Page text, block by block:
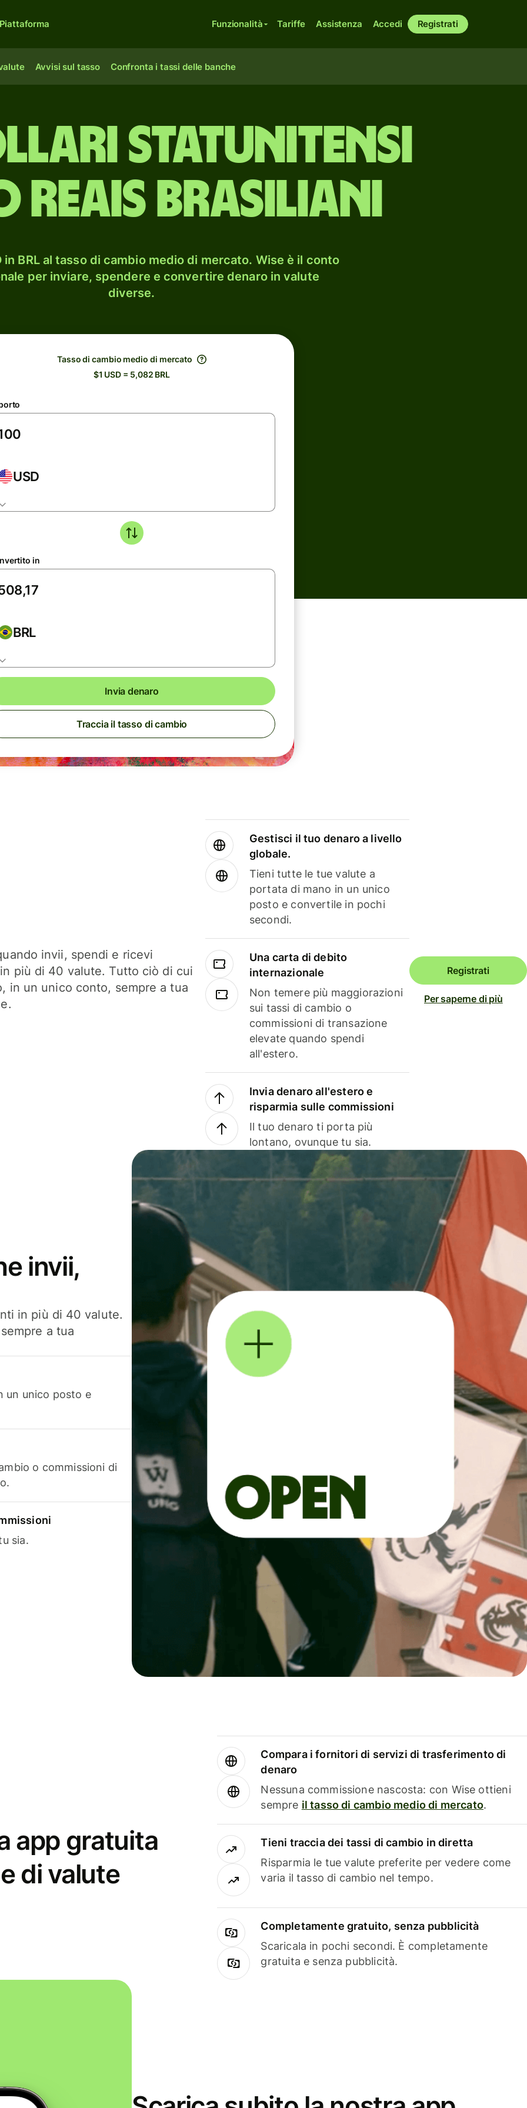
Funzionalità Tariffe Assistenza Accedi Registrati
Avvisi sul tasso Confronta i tassi delle banche
statunitensi
reais brasiliani
in BRL al tasso di cambio medio di mercato. Wise è il conto
per inviare, spendere e convertire denaro in valute
diverse.
Tasso di cambio medio di mercato
$1 USD = 5,082 BRL
USD
in
BRL
Invia denaro
Traccia il tasso di cambio
invii, spendi e ricevi
più di 40 valute. Tutto ciò di cui
in un unico conto, sempre a tua
Gestisci il tuo denaro a livello
globale.
Tieni tutte le tue valute a
portata di mano in un unico
posto e convertile in pochi
secondi.
Una carta di debito
internazionale
Non temere più maggiorazioni
sui tassi di cambio o
commissioni di transazione
elevate quando spendi
all'estero.
Invia denaro all'estero e
risparmia sulle commissioni
Il tuo denaro ti porta più
lontano, ovunque tu sia.
Registrati
Per saperne di più
invii,
in più di 40 valute.
a tua
un unico posto e
o commissioni di
sia.
app gratuita
di valute
Compara i fornitori di servizi di trasferimento di
denaro
Nessuna commissione nascosta: con Wise ottieni
sempre il tasso di cambio medio di mercato.
Tieni traccia dei tassi di cambio in diretta
Risparmia le tue valute preferite per vedere come
varia il tasso di cambio nel tempo.
Completamente gratuito, senza pubblicità
Scaricala in pochi secondi. È completamente
gratuita e senza pubblicità.